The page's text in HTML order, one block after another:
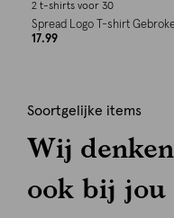
2 t-shirts voor 30
Spread Logo T-shirt
17.99
Soortgelijke items
Wij
ook bij jou